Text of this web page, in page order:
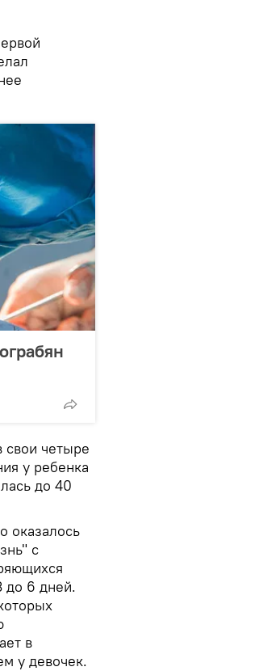
свои четыре
у ребенка
до 40
оказалось
с
до 6 дней.
в
у девочек.